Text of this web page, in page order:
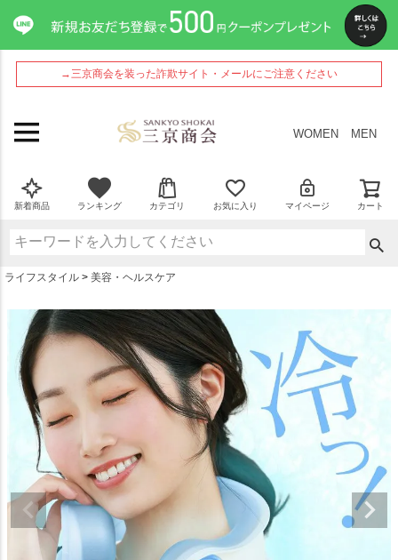
→三京商会を装った詐欺サイト・メールにご注意ください
WOMEN MEN
新着商品 ランキング カテゴリ お気に入り マイページ カート
ライフスタイル 美容・ヘルスケア
ペー
ジト
ップ
へ